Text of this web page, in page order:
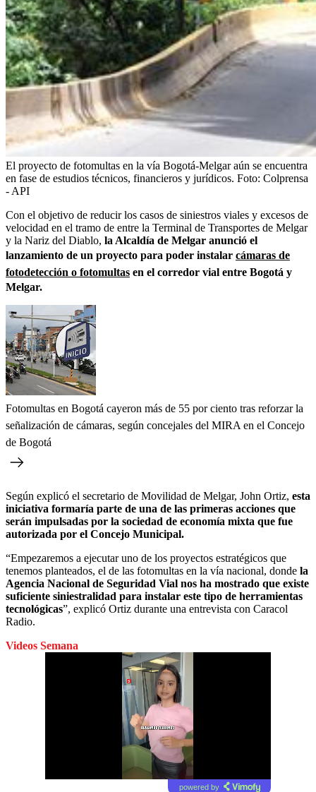
El proyecto de fotomultas en la vía Bogotá-Melgar aún se encuentra
en fase de estudios técnicos, financieros y jurídicos. Foto: Colprensa
- API
Con el objetivo de reducir los casos de siniestros viales y excesos de
velocidad en el tramo de entre la Terminal de Transportes de Melgar
y la Nariz del Diablo, la Alcaldía de Melgar anunció el
lanzamiento de un proyecto para poder instalar cámaras de
fotodetección o fotomultas en el corredor vial entre Bogotá y
Melgar.
Fotomultas en Bogotá cayeron más de 55 por ciento tras reforzar la
señalización de cámaras, según concejales del MIRA en el Concejo
de Bogotá
Según explicó el secretario de Movilidad de Melgar, John Ortiz, esta
iniciativa formaría parte de una de las primeras acciones que
serán impulsadas por la sociedad de economía mixta que fue
autorizada por el Concejo Municipal.
“Empezaremos a ejecutar uno de los proyectos estratégicos que
tenemos planteados, el de las fotomultas en la vía nacional, donde la
Agencia Nacional de Seguridad Vial nos ha mostrado que existe
suficiente siniestralidad para instalar este tipo de herramientas
tecnológicas”, explicó Ortiz durante una entrevista con Caracol
Radio.
Videos Semana
powered by